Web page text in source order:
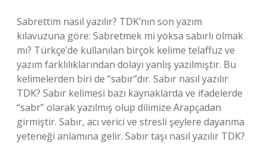
Sabrettim nasıl yazılır? TDK’nın son yazım
kılavuzuna göre: Sabretmek mi yoksa sabırlı olmak
mı? Türkçe’de kullanılan birçok kelime telaffuz ve
yazım farklılıklarından dolayı yanlış yazılmıştır. Bu
kelimelerden biri de “sabır”dır. Sabır nasıl yazılır
TDK? Sabır kelimesi bazı kaynaklarda ve ifadelerde
“sabr” olarak yazılmış olup dilimize Arapçadan
girmiştir. Sabır, acı verici ve stresli şeylere dayanma
yeteneği anlamına gelir. Sabır taşı nasıl yazılır TDK?